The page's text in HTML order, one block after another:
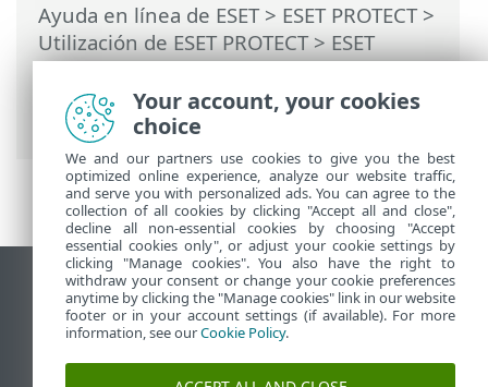
Ayuda en línea de ESET> ESET PROTECT>
Utilización de ESET PROTECT>ESET
PROTECT Menú principal>Tareas>
Información general de las tareas> Icono
de estado
Ver sitio para ordenador
End of Life
Base de conocimiento de ESET
Foro de ESET
Your account, your cookies
choice
We and our partners use cookies to give you the best
optimized online experience, analyze our website traffic,
and serve you with personalized ads. You can agree to the
collection of all cookies by clicking "Accept all and close",
decline all non-essential cookies by choosing "Accept
essential cookies only", or adjust your cookie settings by
clicking "Manage cookies". You also have the right to
withdraw your consent or change your cookie preferences
anytime by clicking the "Manage cookies" link in our website
footer or in your account settings (if available). For more
information, see ourCookie Policy.